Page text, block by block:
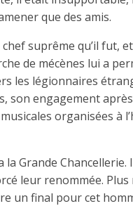
que des amis.
suprême qu’il fut,
de mécènes lui a
les légionnaires
son engagement
organisées à
la Grande
leur renommée. Plus
un final pour cet